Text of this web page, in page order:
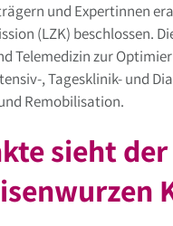
und Expertinnen
(LZK) beschlossen.
Telemedizin zur
, Tagesklinik- und
Remobilisation.
sieht der